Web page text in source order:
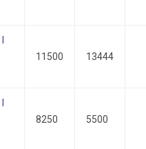
11500 13444
8250 5500